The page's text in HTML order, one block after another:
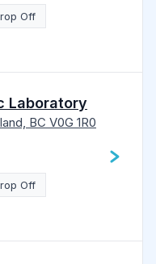
Off
Laboratory
BC V0G 1R0
Off